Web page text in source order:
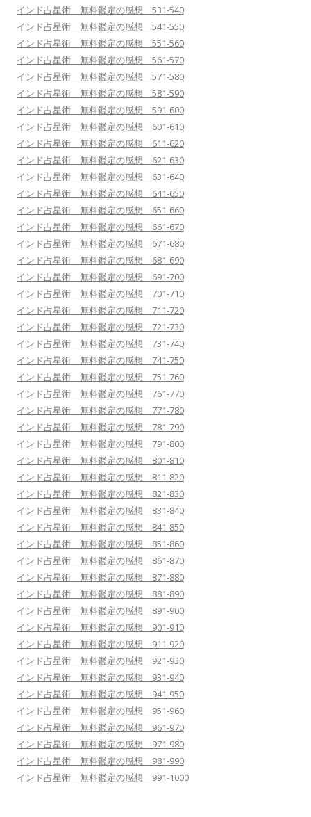
インド占星術 無料鑑定の感想 531-540
インド占星術 無料鑑定の感想 541-550
インド占星術 無料鑑定の感想 551-560
インド占星術 無料鑑定の感想 561-570
インド占星術 無料鑑定の感想 571-580
インド占星術 無料鑑定の感想 581-590
インド占星術 無料鑑定の感想 591-600
インド占星術 無料鑑定の感想 601-610
インド占星術 無料鑑定の感想 611-620
インド占星術 無料鑑定の感想 621-630
インド占星術 無料鑑定の感想 631-640
インド占星術 無料鑑定の感想 641-650
インド占星術 無料鑑定の感想 651-660
インド占星術 無料鑑定の感想 661-670
インド占星術 無料鑑定の感想 671-680
インド占星術 無料鑑定の感想 681-690
インド占星術 無料鑑定の感想 691-700
インド占星術 無料鑑定の感想 701-710
インド占星術 無料鑑定の感想 711-720
インド占星術 無料鑑定の感想 721-730
インド占星術 無料鑑定の感想 731-740
インド占星術 無料鑑定の感想 741-750
インド占星術 無料鑑定の感想 751-760
インド占星術 無料鑑定の感想 761-770
インド占星術 無料鑑定の感想 771-780
インド占星術 無料鑑定の感想 781-790
インド占星術 無料鑑定の感想 791-800
インド占星術 無料鑑定の感想 801-810
インド占星術 無料鑑定の感想 811-820
インド占星術 無料鑑定の感想 821-830
インド占星術 無料鑑定の感想 831-840
インド占星術 無料鑑定の感想 841-850
インド占星術 無料鑑定の感想 851-860
インド占星術 無料鑑定の感想 861-870
インド占星術 無料鑑定の感想 871-880
インド占星術 無料鑑定の感想 881-890
インド占星術 無料鑑定の感想 891-900
インド占星術 無料鑑定の感想 901-910
インド占星術 無料鑑定の感想 911-920
インド占星術 無料鑑定の感想 921-930
インド占星術 無料鑑定の感想 931-940
インド占星術 無料鑑定の感想 941-950
インド占星術 無料鑑定の感想 951-960
インド占星術 無料鑑定の感想 961-970
インド占星術 無料鑑定の感想 971-980
インド占星術 無料鑑定の感想 981-990
インド占星術 無料鑑定の感想 991-1000